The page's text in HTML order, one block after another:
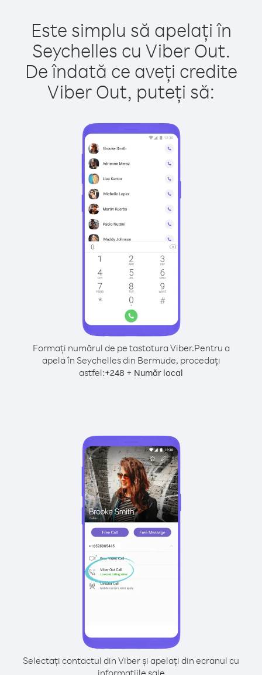
Este simplu să apelați în
Seychelles cu Viber Out.
De îndată ce aveți credite
Viber Out, puteți să:
Formați numărul de pe tastatura Viber.Pentru a
apela în Seychelles din Bermude, procedați
astfel:+248 + Număr local
Selectați contactul din Viber și apelați din ecranul cu
informațiile sale